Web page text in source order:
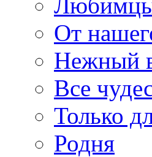
От
Нежный
Все
Только
Родня